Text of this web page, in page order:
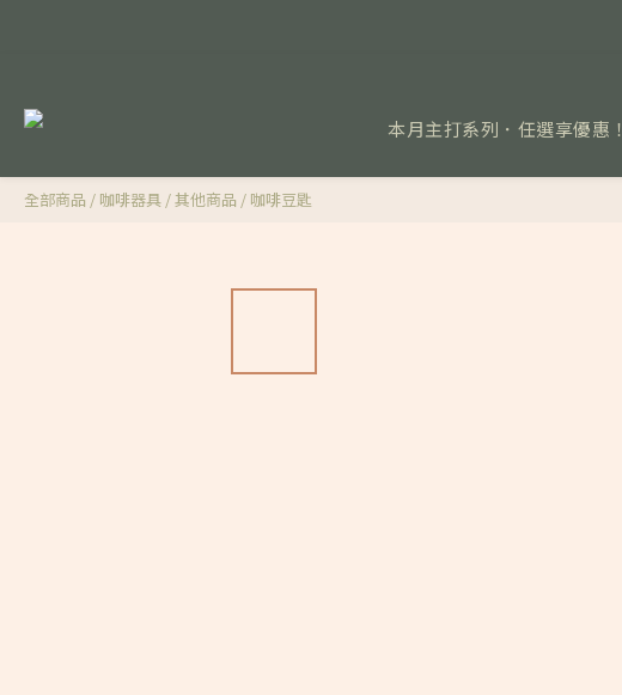
本月主打系列．任選享優惠！
全部商品 / 咖啡器具 /其他商品 / 咖啡豆匙